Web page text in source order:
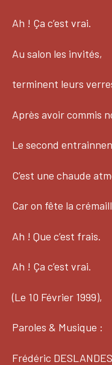
Ah ! Ça c’est vrai.
Au salon les invités,
terminent leurs
Après avoir commis
Le second
C’est une chaude
Car on fête la
Ah ! Que c’est frais.
Ah ! Ça c’est vrai.
(Le 10 Février 1999),
Paroles & Musique :
Frédéric